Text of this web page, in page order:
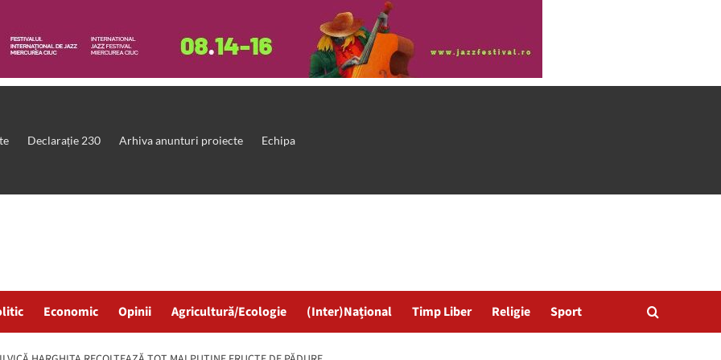
Declarație 230 Arhiva anunturi proiecte Echipa
Economic Opinii Agricultură/Ecologie (Inter)Național Timp Liber Religie Sport